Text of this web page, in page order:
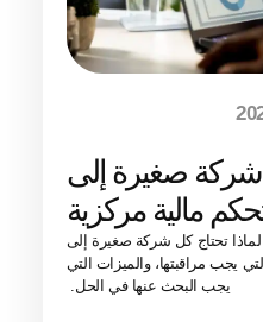
شركة صغيرة إلى
مالية مركزية
تحتاج كل شركة صغيرة إلى
يجب مراقبتها، والميزات التي
يجب البحث عنها في الحل.